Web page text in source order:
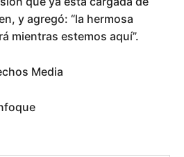
y agregó: “la hermosa
mientras estemos aquí”.
Media